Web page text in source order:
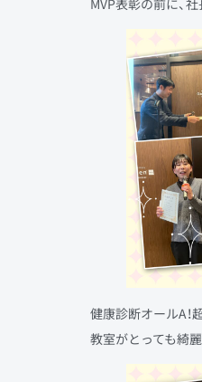
MVP表彰の前に、
健康診断オールA！
教室がとっても綺